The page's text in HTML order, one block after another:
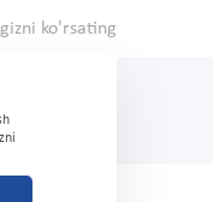
ko'rsating